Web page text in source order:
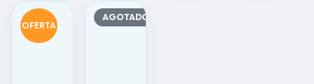
OFERTA
AGOTADO